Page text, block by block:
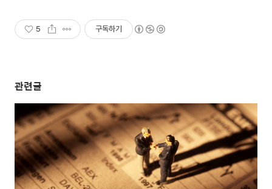
5 구독하기
관련글